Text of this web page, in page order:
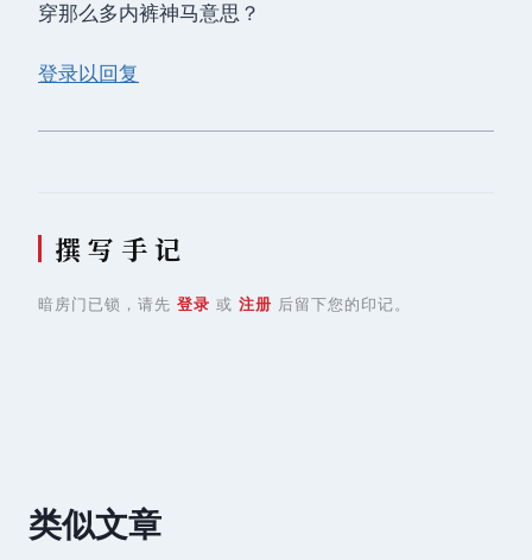
穿那么多内裤神马意思？
登录以回复
撰 写 手 记
暗房门已锁，请先 登录 或 注册 后留下您的印记。
类似文章